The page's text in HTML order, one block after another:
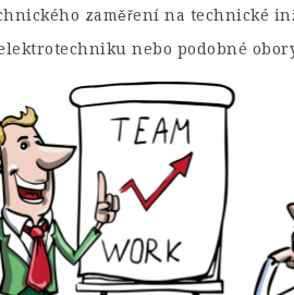
zaměření na technické
nebo podobné